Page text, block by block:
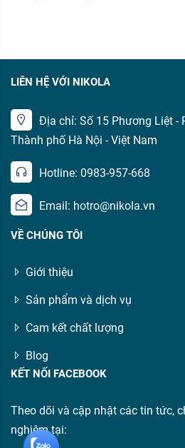
LIÊN HỆ VỚI NIKOLA
Địa chỉ: Số 15 Phương Liệt -
Thành phố Hà Nội - Việt Nam
Hotline: 0983-957-668
Email: hotro@nikola.vn
VỀ CHÚNG TÔI
Giới thiệu
Sản phẩm và dịch vụ
Cam kết chất lượng
Blog
KẾT NỐI FACEBOOK
Theo dõi và cập nhật các tin tức,
nghiệm tại: